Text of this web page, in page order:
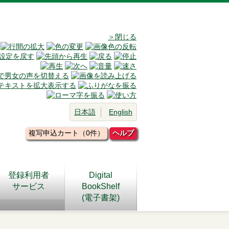
＞閉じる
日本語 English
複写申込カート（0件） ヘルプ
登録利用者
サービス
Digital
BookShelf
(電子書架)